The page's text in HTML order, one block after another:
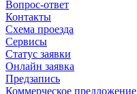
Вопрос-ответ
Контакты
Схема проезда
Сервисы
Статус заявки
Онлайн заявка
Предзапись
Коммерческое предложение